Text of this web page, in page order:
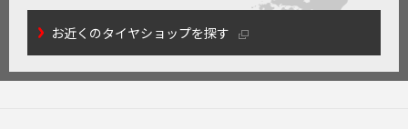
お近くのタイヤショップを探す